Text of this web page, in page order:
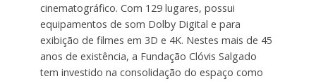
cinematográfico. Com 129 lugares, possui
equipamentos de som Dolby Digital e para
exibição de filmes em 3D e 4K. Nestes mais de 45
anos de existência, a Fundação Clóvis Salgado
tem investido na consolidação do espaço como